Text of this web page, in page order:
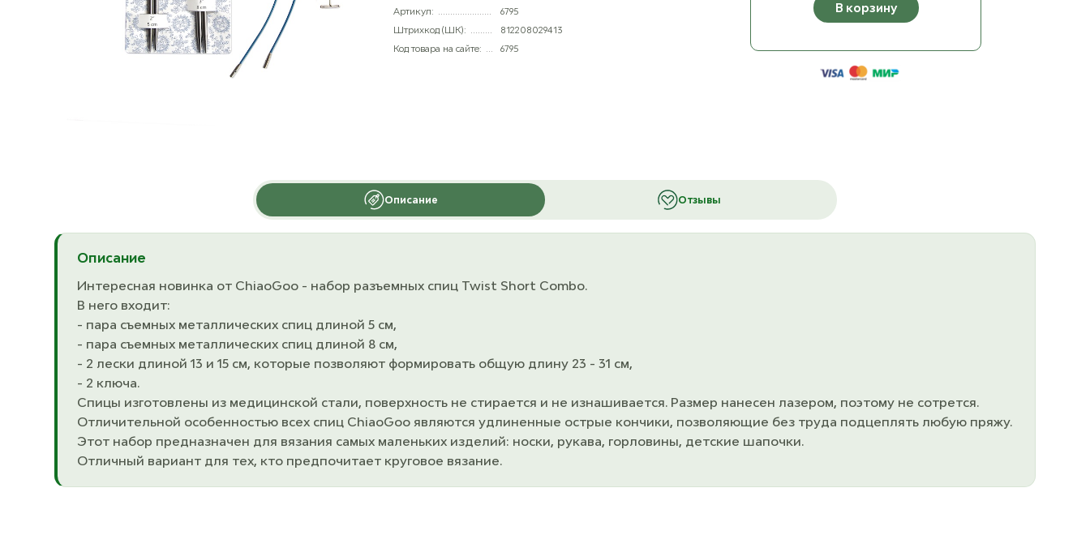
Артикул:
6795
Штрихкод (ШК):
812208029413
Код товара на сайте:
6795
В корзину
Описание Отзывы
Описание
Интересная новинка от ChiaoGoo - набор разъемных спиц Twist Short Combo.
В него входит:
- пара съемных металлических спиц длиной 5 см,
- пара съемных металлических спиц длиной 8 см,
- 2 лески длиной 13 и 15 см, которые позволяют формировать общую длину 23 - 31 см,
- 2 ключа.
Спицы изготовлены из медицинской стали, поверхность не стирается и не изнашивается. Размер нанесен лазером, поэтому не сотрется.
Отличительной особенностью всех спиц ChiaoGoo являются удлиненные острые кончики, позволяющие без труда подцеплять любую пряжу.
Этот набор предназначен для вязания самых маленьких изделий: носки, рукава, горловины, детские шапочки.
Отличный вариант для тех, кто предпочитает круговое вязание.